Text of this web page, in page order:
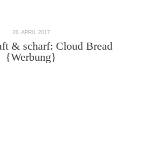
26. APRIL 2017
& scharf: Cloud Bread
{Werbung}